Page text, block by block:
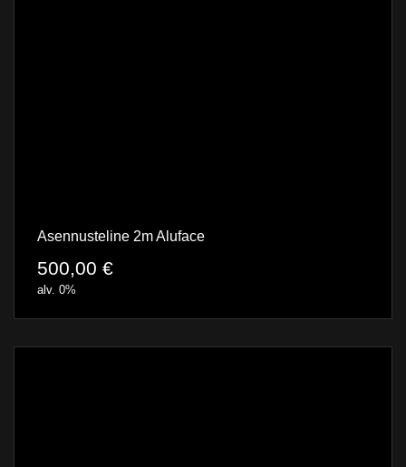
Asennusteline 2m Aluface
500,00 €
alv. 0%